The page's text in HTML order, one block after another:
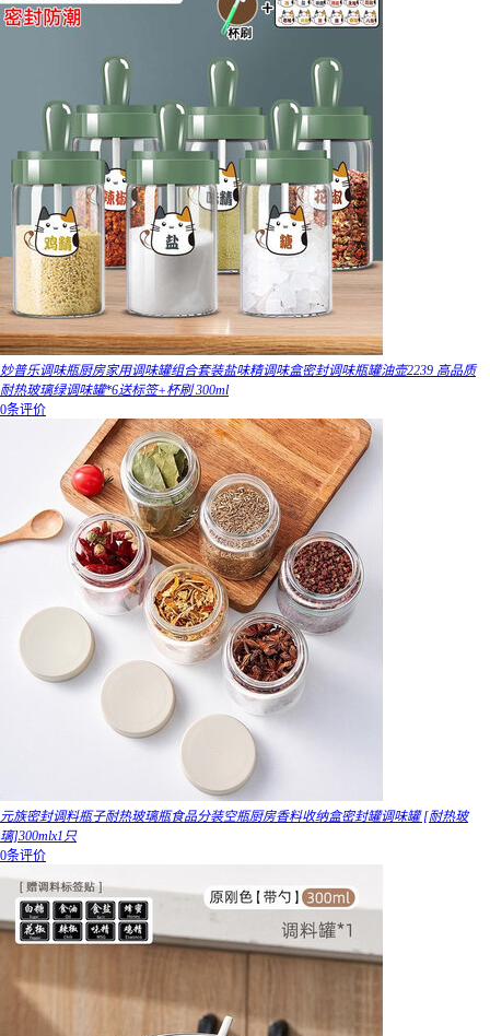
妙普乐调味瓶厨房家用调味罐组合套装盐味精调味盒密封调味瓶罐油壶2239 高品质
耐热玻璃绿调味罐*6送标签+杯刷 300ml
0条评价
元族密封调料瓶子耐热玻璃瓶食品分装空瓶厨房香料收纳盒密封罐调味罐 [耐热玻
璃]300mlx1只
0条评价